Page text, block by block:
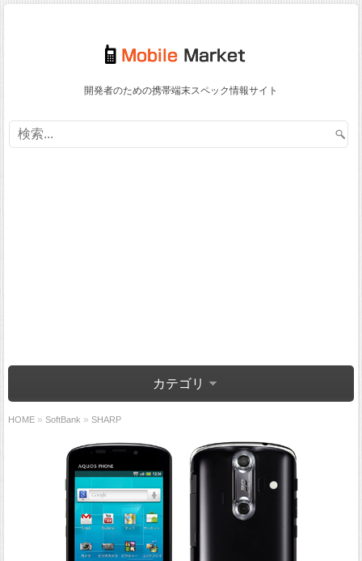
開発者のための携帯端末スペック情報サイト
カテゴリ
HOME » SoftBank » SHARP